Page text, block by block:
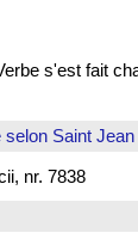
s'est fait
selon Saint Jean
nr. 7838